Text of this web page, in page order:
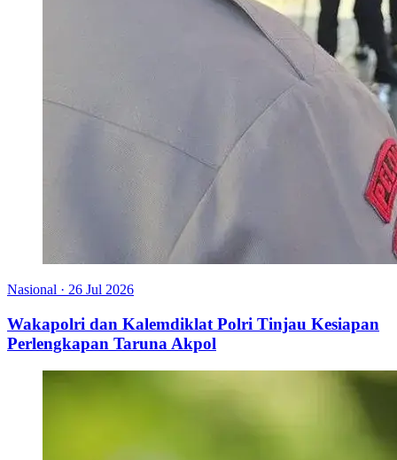
Nasional · 26 Jul 2026
Wakapolri dan Kalemdiklat Polri Tinjau Kesiapan
Perlengkapan Taruna Akpol